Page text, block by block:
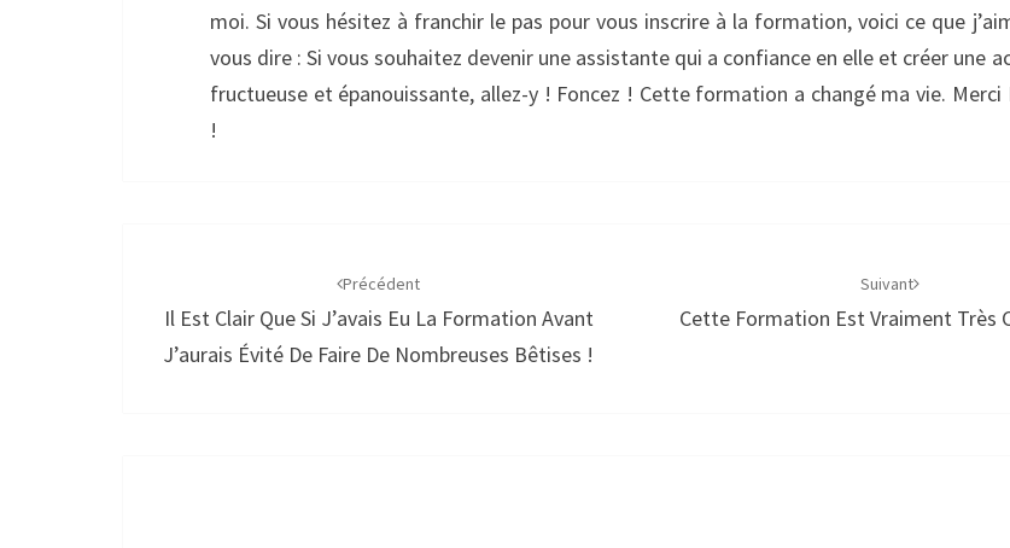
moi. Si vous hésitez à franchir le pas pour vous inscrire à la formation, voici ce que
vous dire : Si vous souhaitez devenir une assistante qui a confiance en elle et créer une
fructueuse et épanouissante, allez-y ! Foncez ! Cette formation a changé ma vie. Merci
!
Précédent
Il Est Clair Que Si J’avais Eu La Formation Avant
J’aurais Évité De Faire De Nombreuses Bêtises !
Suivant
Cette Formation Est Vraiment Très